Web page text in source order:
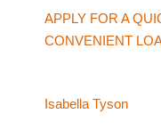
APPLY FOR A
CONVENIENT
Isabella Tyson